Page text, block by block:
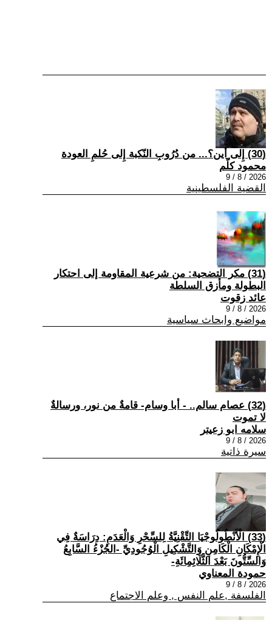
(30) إِلى أين؟... من دُرُوبِ النّكبة إِلى حُلمِ العودة
محمود كلّم
2026 / 8 / 9
القضية الفلسطينية
(31) مكر التضحية: من شرعية المقاومة إلى احتكار
البطولة ومأزق السلطة
عائد زقوت
2026 / 8 / 9
مواضيع وابحاث سياسية
(32) عصام سالم.. - أبا وسام- قامةٌ من نور، ورسالةٌ
لا تموت
سلامه ابو زعيتر
2026 / 8 / 9
سيرة ذاتية
(33) الْأَنْطُولُوجْيَا التِّقْنِيَّةُ لِلسِّحْرِ وَالْعَدَمِ: دِرَاسَةٌ فِي
الْإِمْكَانِ الْكَامِنِ وَالتَّشْكِيلِ الْوُجُودِيِّ -الجُزْءُ السَّابِعُ
وَالسِّتُّونَ بَعْدَ الثَّلَاثِمِائَةِ-
حمودة المعناوي
2026 / 8 / 9
الفلسفة ,علم النفس , وعلم الاجتماع